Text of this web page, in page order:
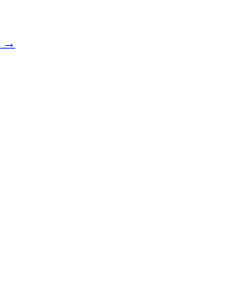
→